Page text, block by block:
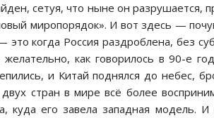
сетуя, что ныне он разрушается,
миропорядок». И вот здесь —
когда Россия раздроблена, без
желательно, как говорилось в 90-е
и Китай поднялся до небес,
стран в мире всё более
куда его завела западная модель.